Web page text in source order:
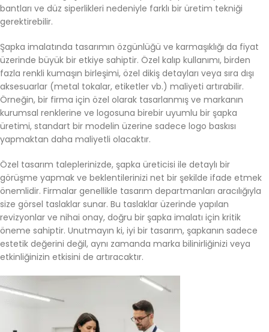
bantları ve düz siperlikleri nedeniyle farklı bir üretim tekniği
gerektirebilir.
Şapka imalatında tasarımın özgünlüğü ve karmaşıklığı da fiyat
üzerinde büyük bir etkiye sahiptir. Özel kalıp kullanımı, birden
fazla renkli kumaşın birleşimi, özel dikiş detayları veya sıra dışı
aksesuarlar (metal tokalar, etiketler vb.) maliyeti artırabilir.
Örneğin, bir firma için özel olarak tasarlanmış ve markanın
kurumsal renklerine ve logosuna birebir uyumlu bir şapka
üretimi, standart bir modelin üzerine sadece logo baskısı
yapmaktan daha maliyetli olacaktır.
Özel tasarım taleplerinizde, şapka üreticisi ile detaylı bir
görüşme yapmak ve beklentilerinizi net bir şekilde ifade etmek
önemlidir. Firmalar genellikle tasarım departmanları aracılığıyla
size görsel taslaklar sunar. Bu taslaklar üzerinde yapılan
revizyonlar ve nihai onay, doğru bir şapka imalatı için kritik
öneme sahiptir. Unutmayın ki, iyi bir tasarım, şapkanın sadece
estetik değerini değil, aynı zamanda marka bilinirliğinizi veya
etkinliğinizin etkisini de artıracaktır.